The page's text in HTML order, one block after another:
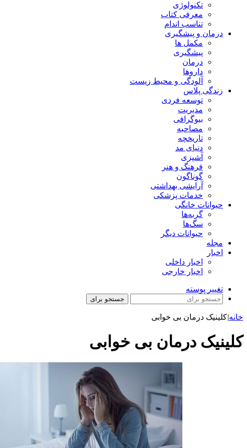
تکنولوژی
معرفی کتاب
تناسب اندام
درمان و پیشگیری
مکمل ها
پیشگیری
درمان
داروها
آلودگی و محیط زیست
زندگی پلاس
توسعه فردی
مدیریت
بیوگرافی
مصاحبه
تاریخچه
دنیای مد
آشپزی
فرهنگ و هنر
گوناگون
آرایشی بهداشتی
خدمات پزشکی
حیوانات خانگی
گربه‌ها
سگ‌ها
حیوانات دیگر
مجله
اخبار
اخبار داخلی
اخبار خارجی
تغییر پوسته
جستجو برای
خانه|کلینیک درمان بی خوابی
کلینیک درمان بی خوابی